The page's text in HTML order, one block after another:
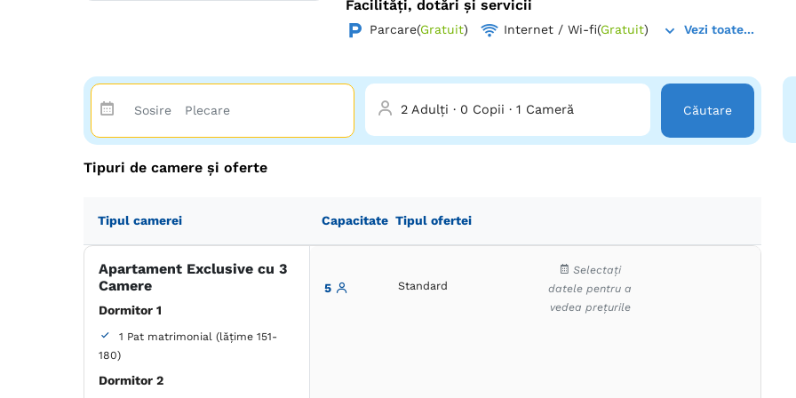
Apartamentele extra large de la etajele superioare oferă 2 camere
terase amenajate, prevăzute cu mobilier specific. Dotările
Vino și experimentează comoditatea și intimitatea la Apartamentele
plină de confort și bucurie!
Facilități, dotări și servicii
Parcare(Gratuit) Internet / Wi-fi(Gratuit) Vezi toate...
2 Adulți· 0 Copii ·1 Cameră Căutare
Tipuri de camere și oferte
Tipul camerei Capacitate Tipul ofertei
Apartament Exclusive cu 3
Camere
Dormitor 1
1 Pat matrimonial (lățime 151-
180)
Dormitor 2
5 Standard
Selectați
datele pentru a
vedea prețurile